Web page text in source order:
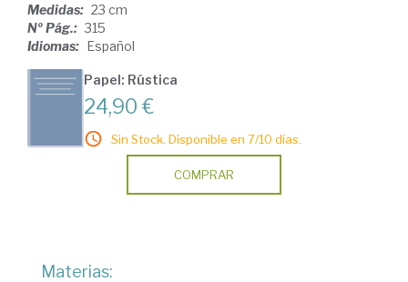
Medidas: 23 cm
Nº Pág.: 315
Idiomas: Español
Papel: Rústica
24,90 €
Sin Stock. Disponible en 7/10 días.
COMPRAR
Materias: